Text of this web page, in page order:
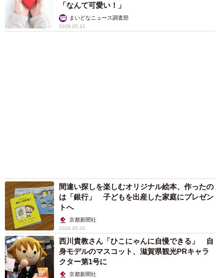
「なんて可愛い！」
まいどなニュース調査部
2026.05.21
間違い探しを楽しむオリジナル絵本、作ったの
は「銀行」 子どもを出産した家庭にプレゼン
トへ
京都新聞社
2026.05.02
西川貴教さん「ひこにゃんに自慢できる」 自
身モデルのマスコット、滋賀県観光PRキャラ
クター第1号に
京都新聞社